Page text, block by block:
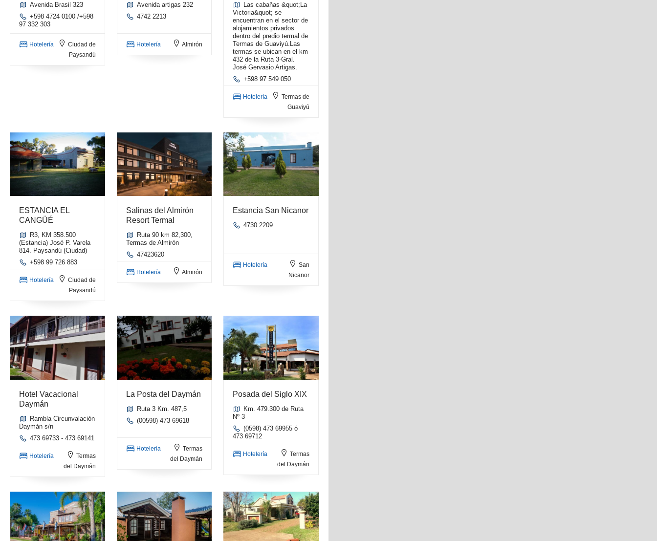
Avenida Brasil 323
+598 4724 0100 /+598
97 332 303
Hotelería
Ciudad de
Paysandú
Avenida artigas 232
4742 2213
Hotelería Almirón
Las cabañas &quot;La
Victoria&quot; se
encuentran en el sector de
alojamientos privados
dentro del predio termal de
Termas de Guaviyú. ​Las
termas se ubican en el km
432 de la Ruta 3-Gral.
José Gervasio Artigas.
+598 97 549 050
Hotelería
Termas de
Guaviyú
ESTANCIA EL
CANGÜÉ
R3, KM 358.500
(Estancia) José P. Varela
814. Paysandú (Ciudad)
+598 99 726 883
Hotelería
Ciudad de
Paysandú
Salinas del Almirón
Resort Termal
Ruta 90 km 82,300,
Termas de Almirón
47423620
Hotelería Almirón
Estancia San Nicanor
4730 2209
Hotelería
San
Nicanor
Hotel Vacacional
Daymán
Rambla Circunvalación
Daymán s/n
473 69733 - 473 69141
Hotelería
Termas
del Daymán
La Posta del Daymán
Ruta 3 Km. 487,5
(00598) 473 69618
Hotelería
Termas
del Daymán
Posada del Siglo XIX
Km. 479.300 de Ruta
Nº 3
(0598) 473 69955 ó
473 69712
Hotelería
Termas
del Daymán